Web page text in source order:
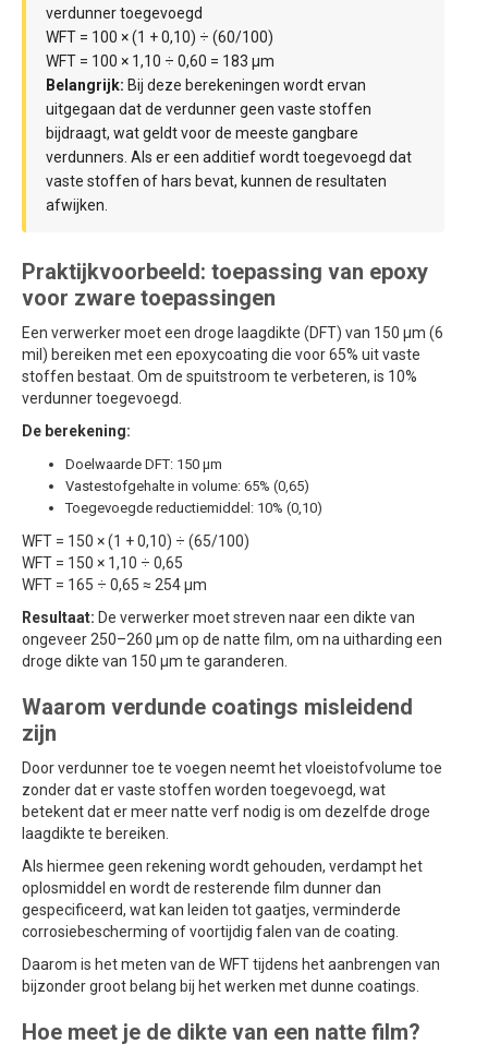
verdunner toegevoegd
WFT = 100 × (1 + 0,10) ÷ (60/100)
WFT = 100 × 1,10 ÷ 0,60 = 183 µm
Belangrijk: Bij deze berekeningen wordt ervan
uitgegaan dat de verdunner geen vaste stoffen
bijdraagt, wat geldt voor de meeste gangbare
verdunners. Als er een additief wordt toegevoegd dat
vaste stoffen of hars bevat, kunnen de resultaten
afwijken.
Praktijkvoorbeeld: toepassing van epoxy
voor zware toepassingen
Een verwerker moet een droge laagdikte (DFT) van 150 µm (6
mil) bereiken met een epoxycoating die voor 65% uit vaste
stoffen bestaat. Om de spuitstroom te verbeteren, is 10%
verdunner toegevoegd.
De berekening:
Doelwaarde DFT: 150 µm
Vastestofgehalte in volume: 65% (0,65)
Toegevoegde reductiemiddel: 10% (0,10)
WFT = 150 × (1 + 0,10) ÷ (65/100)
WFT = 150 × 1,10 ÷ 0,65
WFT = 165 ÷ 0,65 ≈ 254 µm
Resultaat: De verwerker moet streven naar een dikte van
ongeveer 250–260 µm op de natte film, om na uitharding een
droge dikte van 150 µm te garanderen.
Waarom verdunde coatings misleidend
zijn
Door verdunner toe te voegen neemt het vloeistofvolume toe
zonder dat er vaste stoffen worden toegevoegd, wat
betekent dat er meer natte verf nodig is om dezelfde droge
laagdikte te bereiken.
Als hiermee geen rekening wordt gehouden, verdampt het
oplosmiddel en wordt de resterende film dunner dan
gespecificeerd, wat kan leiden tot gaatjes, verminderde
corrosiebescherming of voortijdig falen van de coating.
Daarom is het meten van de WFT tijdens het aanbrengen van
bijzonder groot belang bij het werken met dunne coatings.
Hoe meet je de dikte van een natte film?